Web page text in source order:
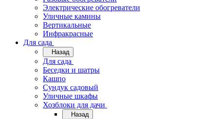
Электрические обогреватели
Уличные камины
Вертикальные
Инфракрасные
Для сада
Назад
Для сада
Беседки и шатры
Кашпо
Сундук садовый
Уличные шкафы
Хозблоки для дачи
Назад